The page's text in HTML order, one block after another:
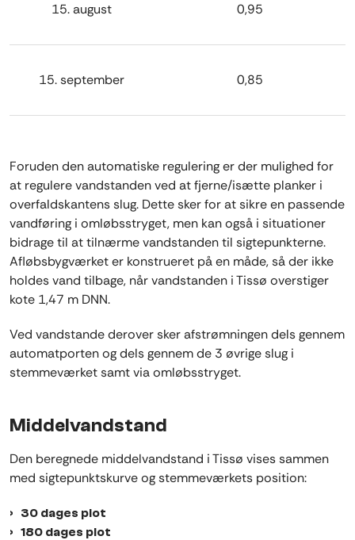
15. august 0,95
15. september 0,85
Foruden den automatiske regulering er der mulighed for
at regulere vandstanden ved at fjerne/isætte planker i
overfaldskantens slug. Dette sker for at sikre en passende
vandføring i omløbsstryget, men kan også i situationer
bidrage til at tilnærme vandstanden til sigtepunkterne.
Afløbsbygværket er konstrueret på en måde, så der ikke
holdes vand tilbage, når vandstanden i Tissø overstiger
kote 1,47 m DNN.
Ved vandstande derover sker afstrømningen dels gennem
automatporten og dels gennem de 3 øvrige slug i
stemmeværket samt via omløbsstryget.
Middelvandstand
Den beregnede middelvandstand i Tissø vises sammen
med sigtepunktskurve og stemmeværkets position:
30 dages plot
180 dages plot